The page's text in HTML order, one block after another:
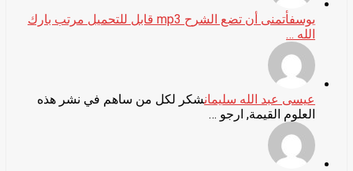
يوسف
أتمنى أن تضع الشرح mp3 قابل للتحميل مرتب بارك
الله …
عيسى عبد الله سليمانشكر لكل من ساهم في نشر هذه
العلوم القيمة, ارجو …